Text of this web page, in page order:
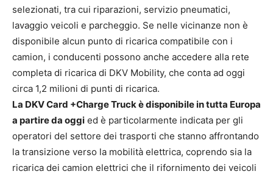
selezionati, tra cui riparazioni, servizio pneumatici,
lavaggio veicoli e parcheggio. Se nelle vicinanze non è
disponibile alcun punto di ricarica compatibile con i
camion, i conducenti possono anche accedere alla rete
completa di ricarica di DKV Mobility, che conta ad oggi
circa 1,2 milioni di punti di ricarica.
La DKV Card +Charge Truck è disponibile in tutta Europa
a partire da oggi ed è particolarmente indicata per gli
operatori del settore dei trasporti che stanno affrontando
la transizione verso la mobilità elettrica, coprendo sia la
ricarica dei camion elettrici che il rifornimento dei veicoli